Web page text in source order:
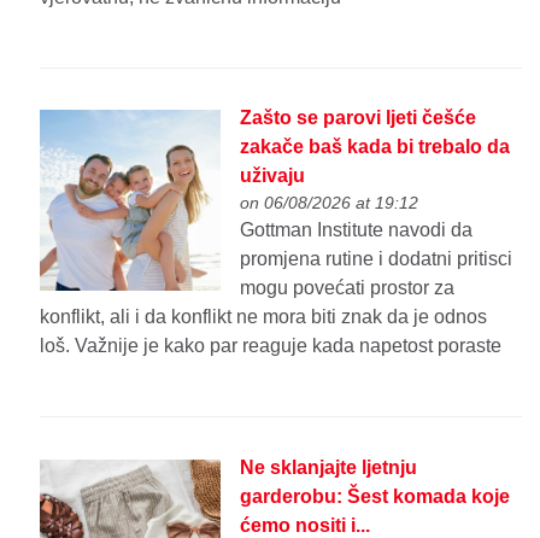
Zašto se parovi ljeti češće
zakače baš kada bi trebalo da
uživaju
on 06/08/2026 at 19:12
Gottman Institute navodi da
promjena rutine i dodatni pritisci
mogu povećati prostor za
konflikt, ali i da konflikt ne mora biti znak da je odnos
loš. Važnije je kako par reaguje kada napetost poraste
Ne sklanjajte ljetnju
garderobu: Šest komada koje
ćemo nositi i...